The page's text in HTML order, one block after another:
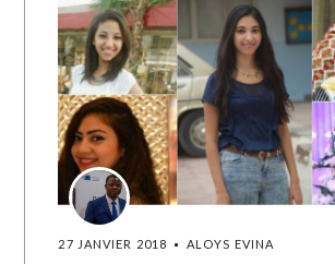
27 JANVIER 2018 ALOYS EVINA